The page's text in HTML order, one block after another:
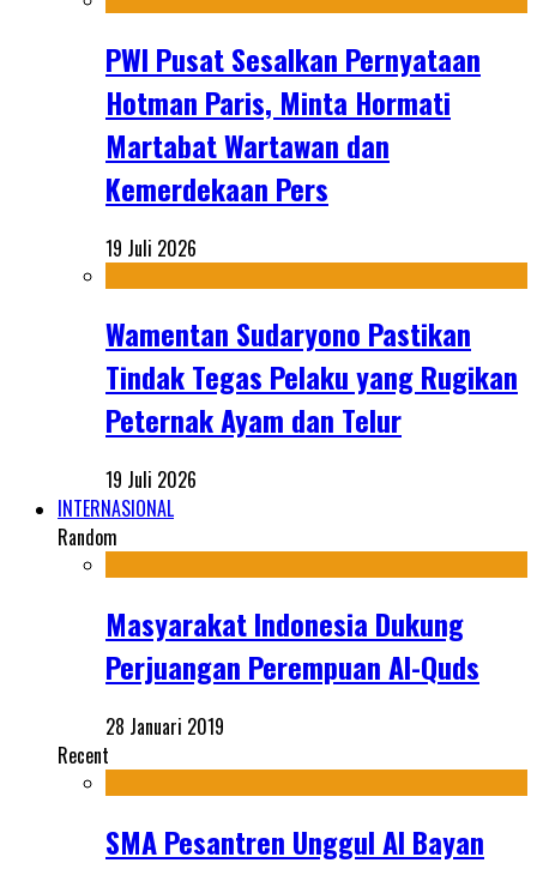
PWI Pusat Sesalkan Pernyataan
Hotman Paris, Minta Hormati
Martabat Wartawan dan
Kemerdekaan Pers
19 Juli 2026
Wamentan Sudaryono Pastikan
Tindak Tegas Pelaku yang Rugikan
Peternak Ayam dan Telur
19 Juli 2026
INTERNASIONAL
Random
Masyarakat Indonesia Dukung
Perjuangan Perempuan Al-Quds
28 Januari 2019
Recent
SMA Pesantren Unggul Al Bayan